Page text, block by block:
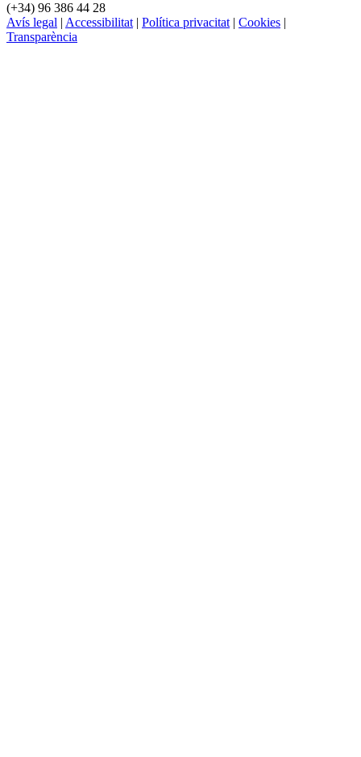
(+34) 96 386 44 28
Avís legal | Accessibilitat | Política privacitat | Cookies |
Transparència